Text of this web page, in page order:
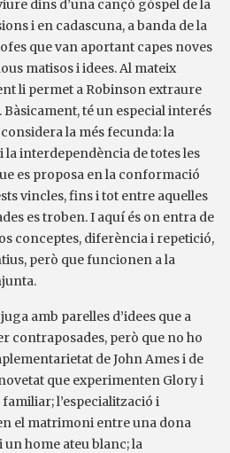
dins d’una cançó gòspel de la
i en cadascuna, a banda de la
que van aportant capes noves
matisos i idees. Al mateix
li permet a Robinson extraure
té un especial interés
la més fecunda: la
interdependència de totes les
es proposa en la conformació
vincles, fins i tot entre aquelles
es troben. I aquí és on entra de
conceptes, diferència i repetició,
però que funcionen a la
amb parelles d’idees que a
contraposades, però que no ho
de John Ames i de
que experimenten Glory i
l’especialització i
el matrimoni entre una dona
home ateu blanc; la